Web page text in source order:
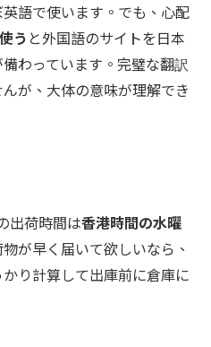
語で使います。でも、心配
う と外国語のサイトを日本
わっています。完璧な翻訳
が、大体の意味が理解でき
出荷時間は香港時間の水曜
が早く届いて欲しいなら、
り計算して出庫前に倉庫に